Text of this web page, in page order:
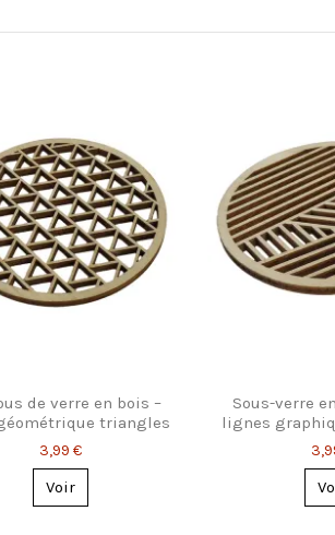
de verre en bois –
triangles
3,99 €
Voir
Sous-verre
lignes